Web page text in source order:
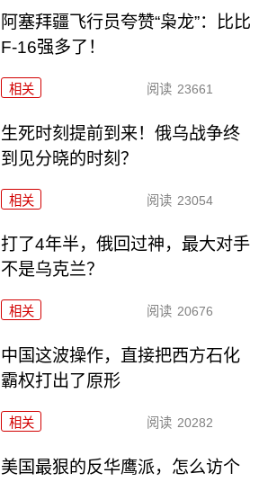
阿塞拜疆飞行员夸赞“枭龙”：比比
F-16强多了！
相关 阅读 23661
生死时刻提前到来！俄乌战争终
到见分晓的时刻？
相关 阅读 23054
打了4年半，俄回过神，最大对手
不是乌克兰？
相关 阅读 20676
中国这波操作，直接把西方石化
霸权打出了原形
相关 阅读 20282
美国最狠的反华鹰派，怎么访个